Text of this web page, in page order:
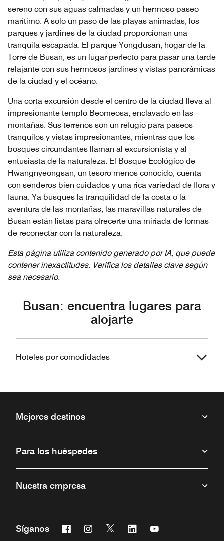
sereno con sus aguas calmadas y un hermoso paseo
marítimo. A solo un paso de las playas animadas, los
parques y jardines de la ciudad proporcionan una
tranquila escapada. El parque Yongdusan, hogar de la
Torre de Busan, es un lugar perfecto para pasar una tarde
relajante con sus hermosos jardines y vistas panorámicas
de la ciudad y el océano.
Una corta excursión desde el centro de la ciudad lleva al
impresionante templo Beomeosa, enclavado en las
montañas. Sus terrenos son un refugio para paseos
tranquilos y vistas impresionantes, mientras que los
bosques circundantes llaman al excursionista y al
entusiasta de la naturaleza. El Bosque Ecológico de
Hwangnyeongsan, un tesoro menos conocido, cuenta
con senderos bien cuidados y una rica variedad de flora y
fauna. Ya busques la tranquilidad de la costa o la
aventura de las montañas, las maravillas naturales de
Busan están listas para ofrecerte una miríada de formas
de reconectar con la naturaleza.
Esta página utiliza contenido generado por IA, que puede
contener inexactitudes. Verifica los detalles clave según
sea necesario.
Busan: encuentra lugares para
alojarte
Hoteles por comodidades
Mejores destinos
Para los huéspedes
Nuestra empresa
Síganos Facebook
Abre una ventana nueva
Instagram
Abre una ventana nueva
Twitter
Abre una ventana nueva
Linkedin
Abre una ventana nueva
Abre una ventana